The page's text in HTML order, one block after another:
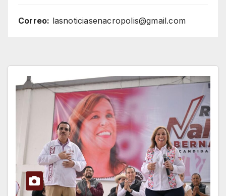
Correo: lasnoticiasenacropolis@gmail.com